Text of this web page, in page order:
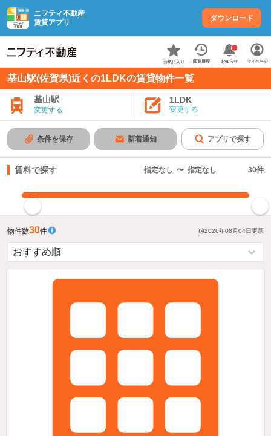
ニフティ不動産
賃貸アプリ
ダウンロード
お気に入り 閲覧履歴 お知らせ マイページ
基山駅(佐賀県)近くの1LDKの賃貸物件一覧
基山駅
変更する
1LDK
変更する
条件を保存 新着通知 アプリで探す
賃料で探す 指定なし 〜 指定なし 30件
物件数30件 2026年08月04日更新